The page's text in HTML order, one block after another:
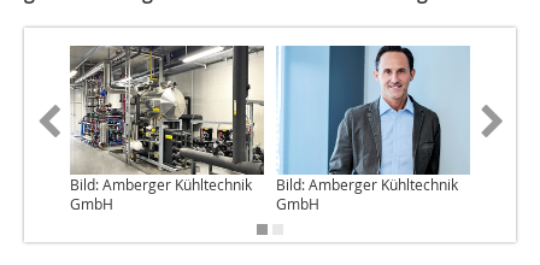
Bild: Amberger Kühltechnik
GmbH
Bild: Amberger Kühltechnik
GmbH